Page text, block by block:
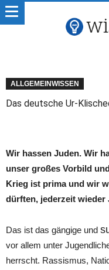
ALLGEMEINWISSEN
Das deutsche Ur-
Wir hassen Juden. Wir
unser großes Vorbild
Krieg ist prima und wir
dürften, jederzeit wieder
Das ist das gängige und
vor allem unter
herrscht. Rassismus,